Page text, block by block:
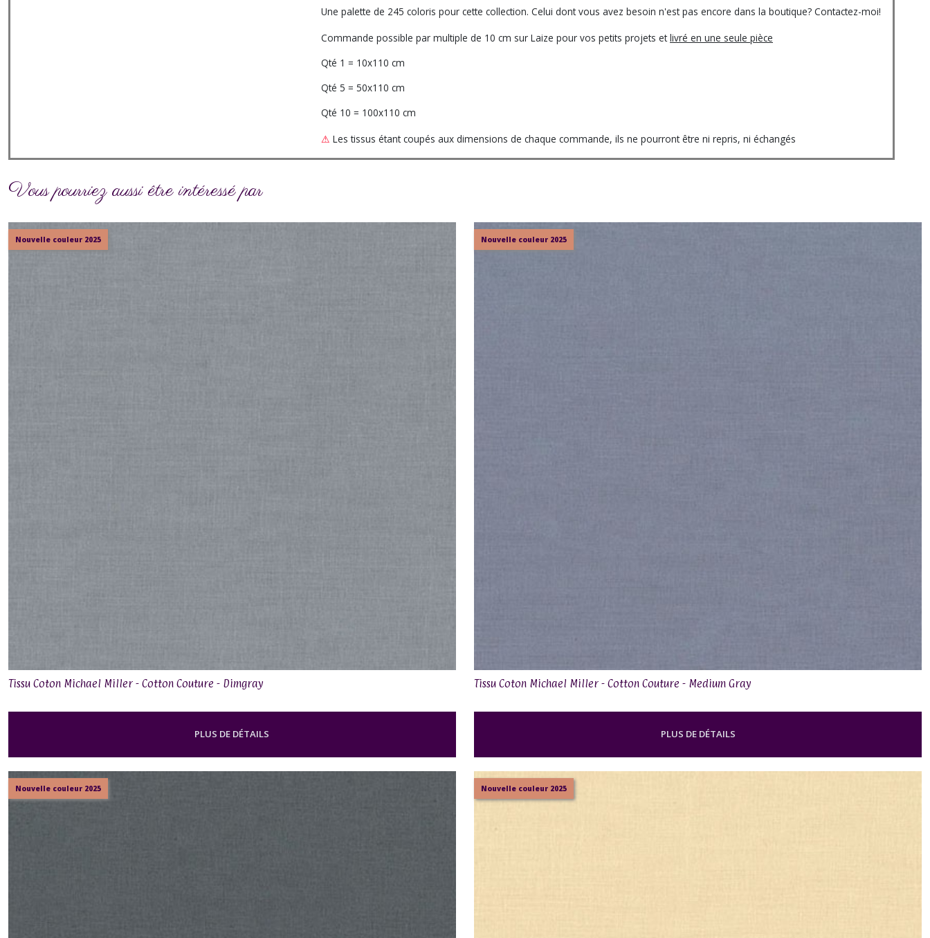
Une palette de 245 coloris pour cette collection. Celui dont vous avez besoin n'est pas encore dans la boutique? Contactez-moi!
Commande possible par multiple de 10 cm sur Laize pour vos petits projets etlivré en une seule pièce
Qté 1 = 10x110 cm
Qté 5 = 50x110 cm
Qté 10 = 100x110 cm
⚠ Les tissus étant coupés aux dimensions de chaque commande, ils ne pourront être ni repris, ni échangés
Vous pourriez aussi être intéressé par
Nouvelle couleur 2025
Tissu Coton Michael Miller - Cotton Couture - Dimgray
PLUS DE DÉTAILS
Nouvelle couleur 2025
Tissu Coton Michael Miller - Cotton Couture - Medium Gray
PLUS DE DÉTAILS
Nouvelle couleur 2025 Nouvelle couleur 2025